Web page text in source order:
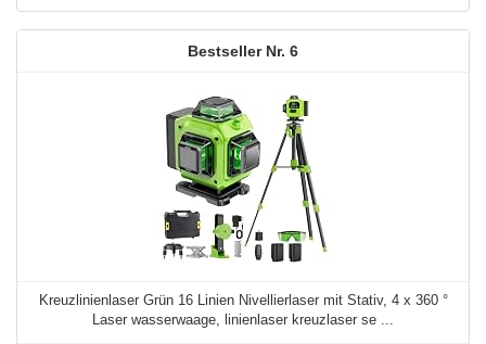
6
Kreuzlinienlaser Grün 16 Linien Nivellierlaser mit Stativ, 4 x 360 °
Laser wasserwaage, linienlaser kreuzlaser se ...